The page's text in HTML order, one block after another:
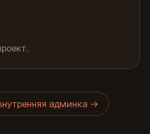
админка →